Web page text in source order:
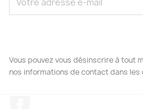
Vous pouvez vous désinscrire à tout
nos informations de contact dans